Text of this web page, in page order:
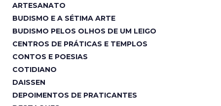
ARTESANATO
BUDISMO E A SÉTIMA ARTE
BUDISMO PELOS OLHOS DE UM LEIGO
CENTROS DE PRÁTICAS E TEMPLOS
CONTOS E POESIAS
COTIDIANO
DAISSEN
DEPOIMENTOS DE PRATICANTES